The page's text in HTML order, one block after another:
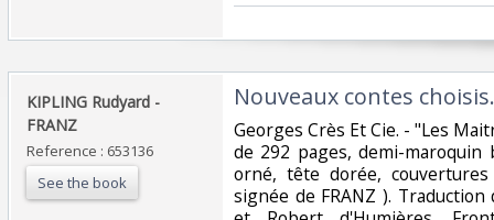
‎KIPLING Rudyard -
FRANZ‎
Reference : 653136
See the book
‎Nouveaux contes choisis.‎
‎Georges Crès Et Cie. - "Les
de 292 pages, demi-
orné, tête dorée,
signée de FRANZ ).